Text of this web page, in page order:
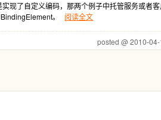
了自定义编码，那两个例子中托管服务或者
。
阅读全文
posted @ 2010-